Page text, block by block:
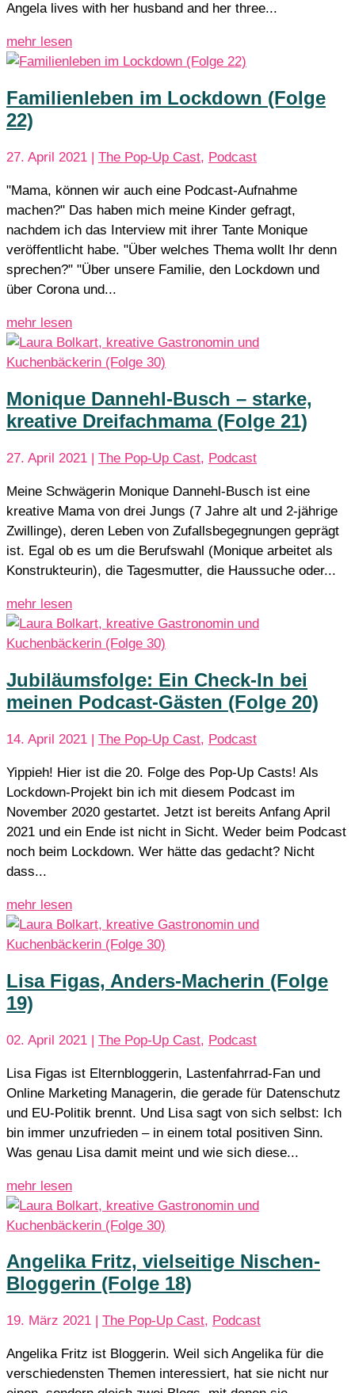
Angela lives with her husband and her three...
mehr lesen
Familienleben im Lockdown (Folge
22)
27. April 2021 | The Pop-Up Cast, Podcast
"Mama, können wir auch eine Podcast-Aufnahme
machen?" Das haben mich meine Kinder gefragt,
nachdem ich das Interview mit ihrer Tante Monique
veröffentlicht habe.⁠ "Über welches Thema wollt Ihr denn
sprechen?"⁠ "Über unsere Familie, den Lockdown und
über Corona und...
mehr lesen
Monique Dannehl-Busch – starke,
kreative Dreifachmama (Folge 21)
27. April 2021 | The Pop-Up Cast, Podcast
Meine Schwägerin Monique Dannehl-Busch ist eine
kreative Mama von drei Jungs (7 Jahre alt und 2-jährige
Zwillinge), deren Leben von Zufallsbegegnungen geprägt
ist. Egal ob es um die Berufswahl (Monique arbeitet als
Konstrukteurin), die Tagesmutter, die Haussuche oder...
mehr lesen
Jubiläumsfolge: Ein Check-In bei
meinen Podcast-Gästen (Folge 20)
14. April 2021 | The Pop-Up Cast, Podcast
Yippieh! Hier ist die 20. Folge des Pop-Up Casts! Als
Lockdown-Projekt bin ich mit diesem Podcast im
November 2020 gestartet. Jetzt ist bereits Anfang April
2021 und ein Ende ist nicht in Sicht. Weder beim Podcast
noch beim Lockdown. Wer hätte das gedacht? Nicht
dass...
mehr lesen
Lisa Figas, Anders-Macherin (Folge
19)
02. April 2021 | The Pop-Up Cast, Podcast
Lisa Figas ist Elternbloggerin, Lastenfahrrad-Fan und
Online Marketing Managerin, die gerade für Datenschutz
und EU-Politik brennt. Und Lisa sagt von sich selbst: Ich
bin immer unzufrieden – in einem total positiven Sinn.
Was genau Lisa damit meint und wie sich diese...
mehr lesen
Angelika Fritz, vielseitige Nischen-
Bloggerin (Folge 18)
19. März 2021 The Pop-Up Cast, Podcast
Angelika Fritz ist Bloggerin. Weil sich Angelika für die
verschiedensten Themen interessiert, hat sie nicht nur